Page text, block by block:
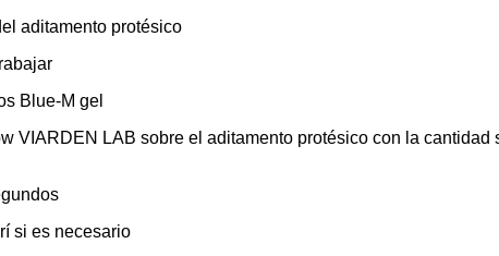
aditamento protésico
Blue-M gel
VIARDEN LAB sobre el aditamento protésico con la
si es necesario